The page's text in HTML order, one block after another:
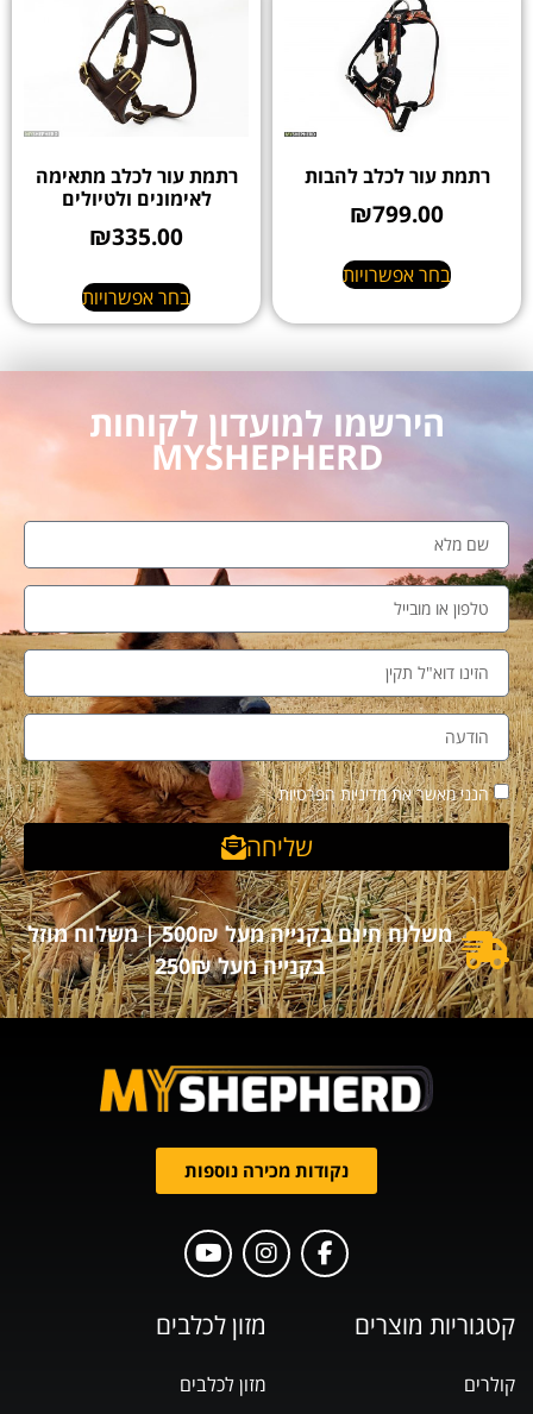
רתמת עור לכלב להבות
₪799.00
בחר אפשרויות
רתמת עור לכלב מתאימה
לאימונים ולטיולים
₪335.00
בחר אפשרויות
הירשמו למועדון לקוחות
MYSHEPHERD
הנני מאשר את מדיניות הפרטיות
שליחה
משלוח חינם בקנייה מעל 500₪ | משלוח מוזל
בקנייה מעל 250₪
מזון לכלבים
מזון לכלבים
קטגוריות מוצרים
קולרים
נקודות מכירה נוספות